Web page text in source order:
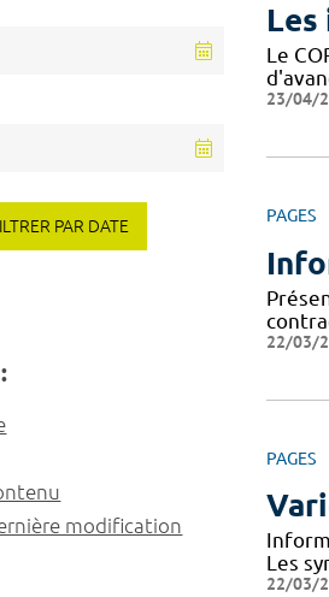
Les
Le
23/04/
PAGES
22/03/
PAGES
Les
22/03/
PAR DATE
modification